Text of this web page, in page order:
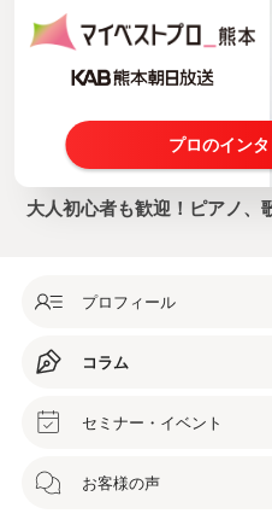
プロのイン
大人初心者も歓迎！ピアノ、
プロフィール
コラム
セミナー・イベント
お客様の声